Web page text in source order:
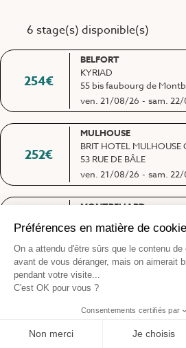
6 stage(s) disponible(s)
254€
BELFORT
KYRIAD
55 bis faubourg de
ven. 21/08/26 - sam.
252€
MULHOUSE
BRIT HOTEL MULHOUSE
53 RUE DE BÂLE
ven. 21/08/26 - sam.
295€
MONTBELIARD
Les salles du Bois
ven. 28/08/26 - sam.
MULHOUSE
APPART'CITY MULHOUSE
86 Avenue Robert